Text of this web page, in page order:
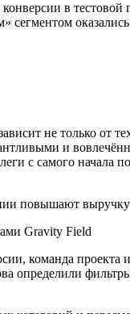
в
не только от
и
с самого начала
Gravity Field
команда